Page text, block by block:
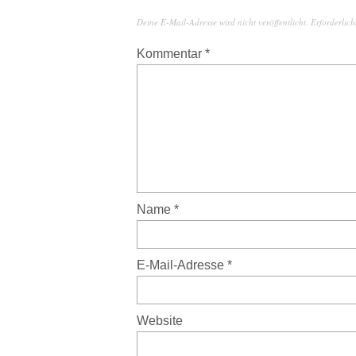
Deine E-Mail-Adresse wird nicht veröffentlicht.
Kommentar *
Name *
E-Mail-Adresse *
Website